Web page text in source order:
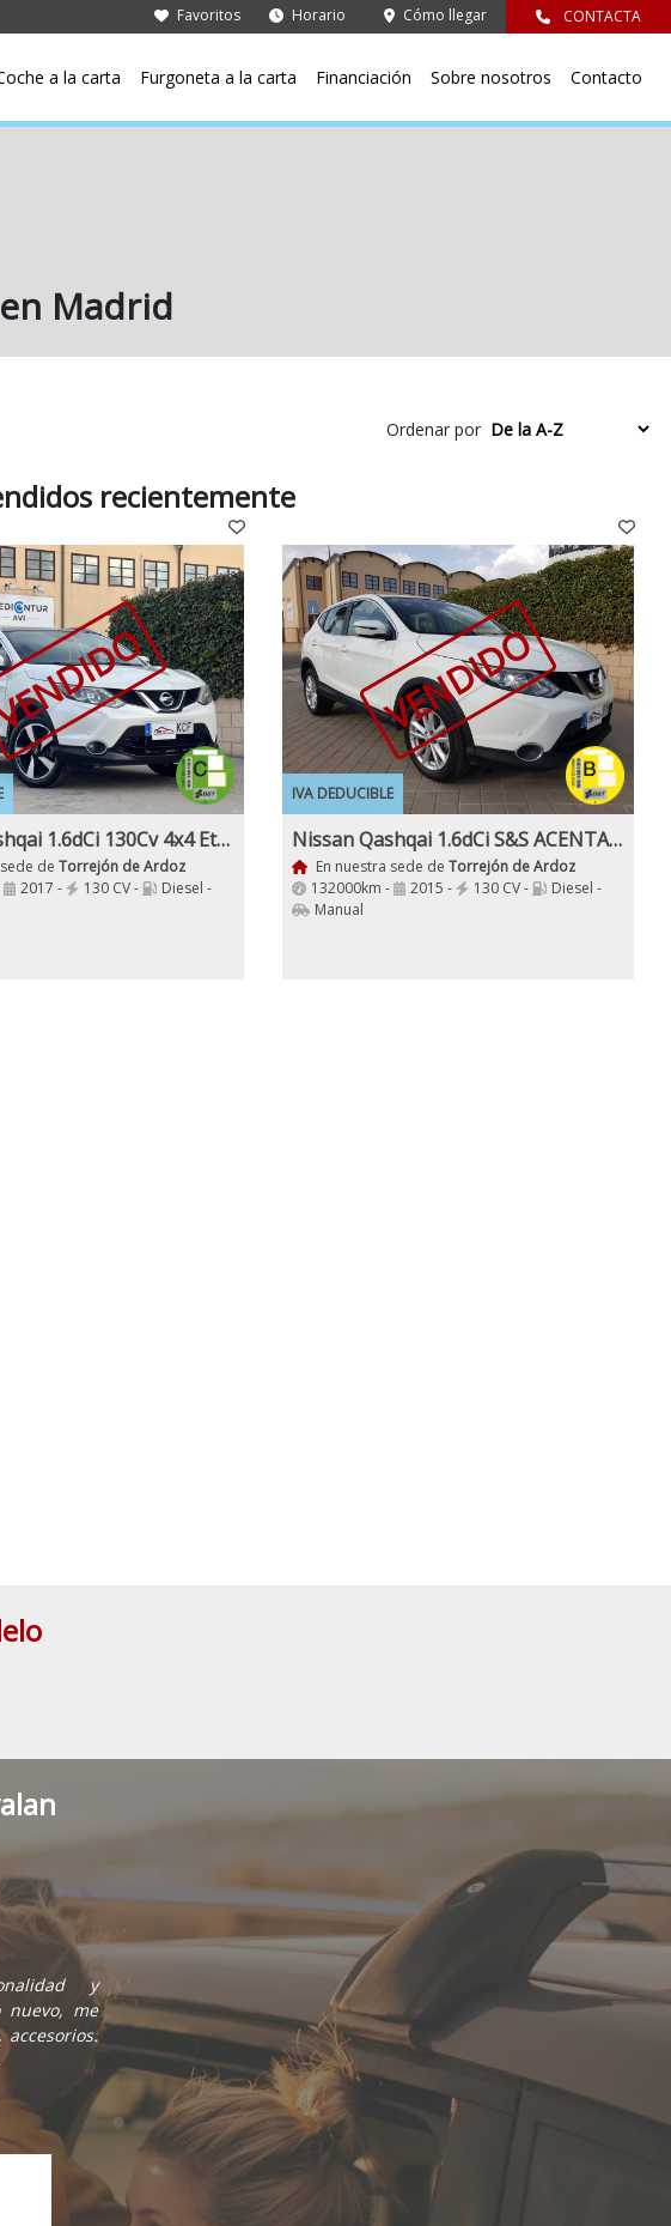
Favoritos Horario Cómo llegar CONTACTA
a la carta Furgoneta a la carta Financiación Sobre nosotros Contacto
Madrid
Ordenar por
recientemente
Nissan Qashqai 1.6dCi 130Cv 4x4 Etiqueta C
sede deTorrejón de Ardoz
2017 - 130 CV -
Diesel -
IVA DEDUCIBLE
VENDIDO
Nissan Qashqai 1.6dCi S&S ACENTA 4x4 Sensores Aparc 130Cv
En nuestra sede deTorrejón de Ardoz
132000km -
2015 - 130 CV -
Diesel -
Manual
y
nuevo, me
accesorios.
y la
fue muy
Además,